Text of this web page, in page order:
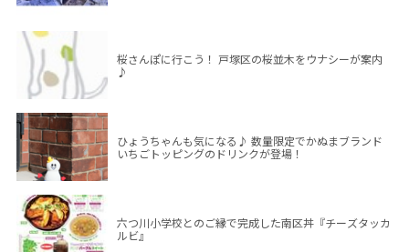
桜さんぽに行こう！ 戸塚区の桜並木をウナシーが案内
♪
ひょうちゃんも気になる♪ 数量限定でかぬまブランド
いちごトッピングのドリンクが登場！
六つ川小学校とのご縁で完成した南区丼『チーズタッカ
ルビ』